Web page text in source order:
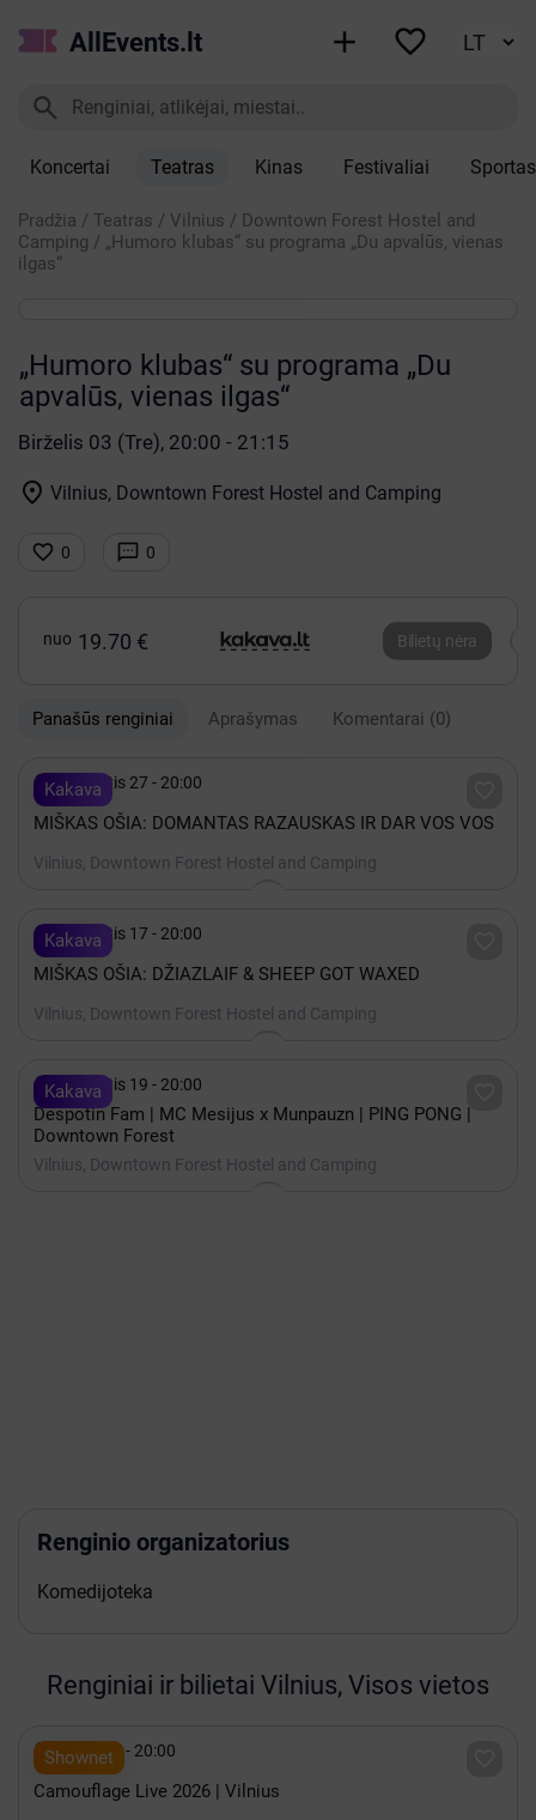
AllEvents.lt  

Koncertai Teatras Kinas Festivaliai Sportas
Pradžia / Teatras / Vilnius / Downtown Forest Hostel and
Camping / „Humoro klubas“ su programa „Du apvalūs, vienas
ilgas“
„Humoro klubas“ su programa „Du
apvalūs, vienas ilgas“
Birželis 03 (Tre), 20:00 - 21:15
 Vilnius, Downtown Forest Hostel and Camping
 0  0
nuo 19.70 € Bilietų nėra
Panašūs renginiai Aprašymas Komentarai (0)
Kakava
 Rugpjūtis 27 - 20:00
MIŠKAS OŠIA: DOMANTAS RAZAUSKAS IR DAR VOS VOS
Vilnius, Downtown Forest Hostel and Camping
Kakava
 Rugpjūtis 17 - 20:00
MIŠKAS OŠIA: DŽIAZLAIF & SHEEP GOT WAXED
Vilnius, Downtown Forest Hostel and Camping
Kakava
 Rugpjūtis 19 - 20:00
Despotin Fam | MC Mesijus x Munpauzn | PING PONG |
Downtown Forest
Vilnius, Downtown Forest Hostel and Camping
Renginio organizatorius
Komedijoteka
Renginiai ir bilietai Vilnius, Visos vietos
Shownet
 Spalis 15 - 20:00
Camouflage Live 2026 | Vilnius